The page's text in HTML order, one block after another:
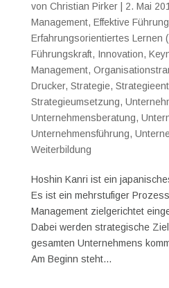
von Christian Pirker| 2. Mai
Management, Effektive Führung
Erfahrungsorientiertes Lernen
Führungskraft, Innovation,
Management,
Drucker, Strategie,
Strategieumsetzung,
Unternehmensberatung,
Unternehmensführung,
Weiterbildung
Hoshin Kanri ist ein
Es ist ein mehrstufiger
Management zielgerichtet
Dabei werden strategische
gesamten Unternehmens
Am Beginn steht...